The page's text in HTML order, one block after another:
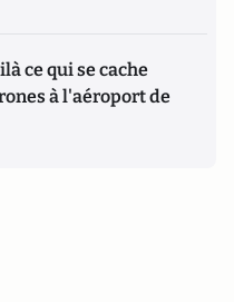
ce qui se cache
à l'aéroport de